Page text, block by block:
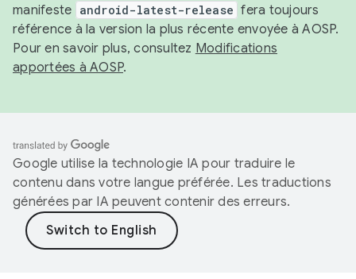
manifeste android-latest-release fera toujours
référence à la version la plus récente envoyée à AOSP.
Pour en savoir plus, consultez Modifications
apportées à AOSP.
Google utilise la technologie IA pour traduire le
contenu dans votre langue préférée. Les traductions
générées par IA peuvent contenir des erreurs.